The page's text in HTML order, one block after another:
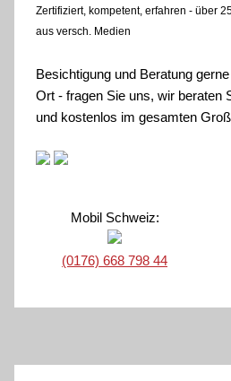
Zertifiziert, kompetent, erfahren - über
aus versch. Medien
Besichtigung und Beratung
Ort - fragen Sie uns, wir beraten
und kostenlos im gesamten
Mobil Schweiz:
(0176) 668 798 44